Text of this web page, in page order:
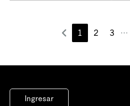
1 2 3 ⋯
Ingresar